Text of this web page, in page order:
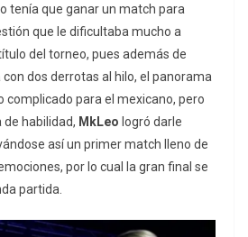
tenía que ganar un match para
que le dificultaba mucho a
del torneo, pues además de
dos derrotas al hilo, el panorama
complicado para el mexicano, pero
habilidad, MkLeo logró darle
así un primer match lleno de
por lo cual la gran final se
partida.